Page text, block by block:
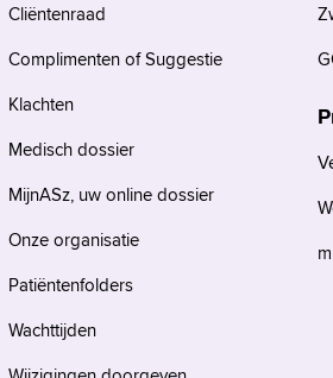
Cliëntenraad
Complimenten of Suggestie
Klachten
Medisch dossier
MijnASz, uw online dossier
Onze organisatie
Patiëntenfolders
Wachttijden